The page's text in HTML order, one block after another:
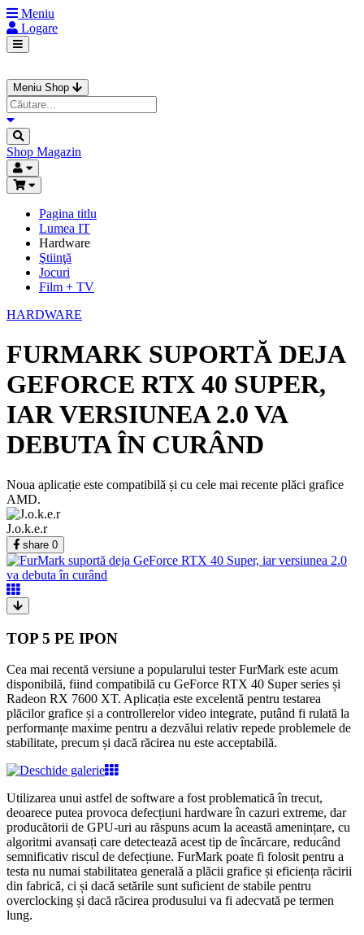
Meniu
Logare
Meniu Shop
Shop Magazin
Pagina titlu
Lumea IT
Hardware
Ştiinţă
Jocuri
Film + TV
HARDWARE
FURMARK SUPORTĂ DEJA
GEFORCE RTX 40 SUPER,
IAR VERSIUNEA 2.0 VA
DEBUTA ÎN CURÂND
Noua aplicație este compatibilă și cu cele mai recente plăci grafice
AMD.
J.o.k.e.r
share 0
TOP 5 PE IPON
Cea mai recentă versiune a popularului tester FurMark este acum
disponibilă, fiind compatibilă cu GeForce RTX 40 Super series și
Radeon RX 7600 XT. Aplicația este excelentă pentru testarea
plăcilor grafice și a controllerelor video integrate, putând fi rulată la
performanțe maxime pentru a dezvălui relativ repede problemele de
stabilitate, precum și dacă răcirea nu este acceptabilă.
Utilizarea unui astfel de software a fost problematică în trecut,
deoarece putea provoca defecțiuni hardware în cazuri extreme, dar
producătorii de GPU-uri au răspuns acum la această amenințare, cu
algoritmi avansați care detectează acest tip de încărcare, reducând
semnificativ riscul de defecțiune. FurMark poate fi folosit pentru a
testa nu numai stabilitatea generală a plăcii grafice și eficiența răcirii
din fabrică, ci și dacă setările sunt suficient de stabile pentru
overclocking și dacă răcirea produsului va fi adecvată pe termen
lung.